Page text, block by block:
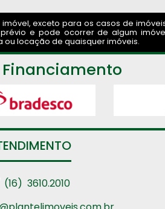
exceto para os casos de
e pode ocorrer de algum
ou locação de quaisquer imóveis.
(16) 3610.2010